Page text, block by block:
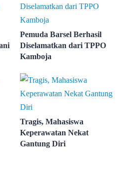
Pemuda Barsel Berhasil
Diselamatkan dari TPPO
Kamboja
Tragis, Mahasiswa
Keperawatan Nekat
Gantung Diri